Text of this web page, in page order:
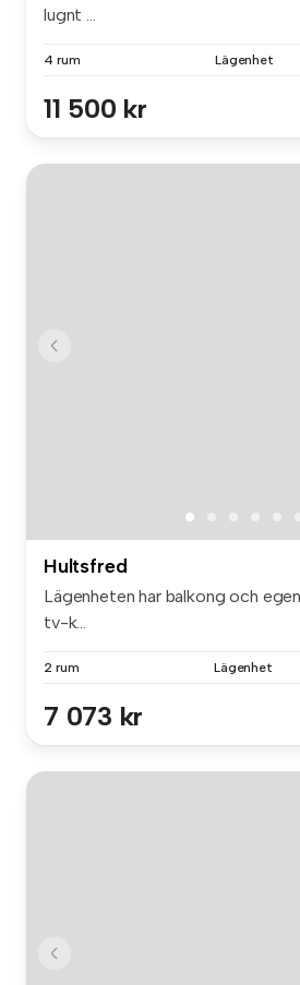
lugnt ...
4 rum Lägenhet
11 500 kr
Hultsfred
Lägenheten har balkong och
tv-k...
2 rum Lägenhet
7 073 kr